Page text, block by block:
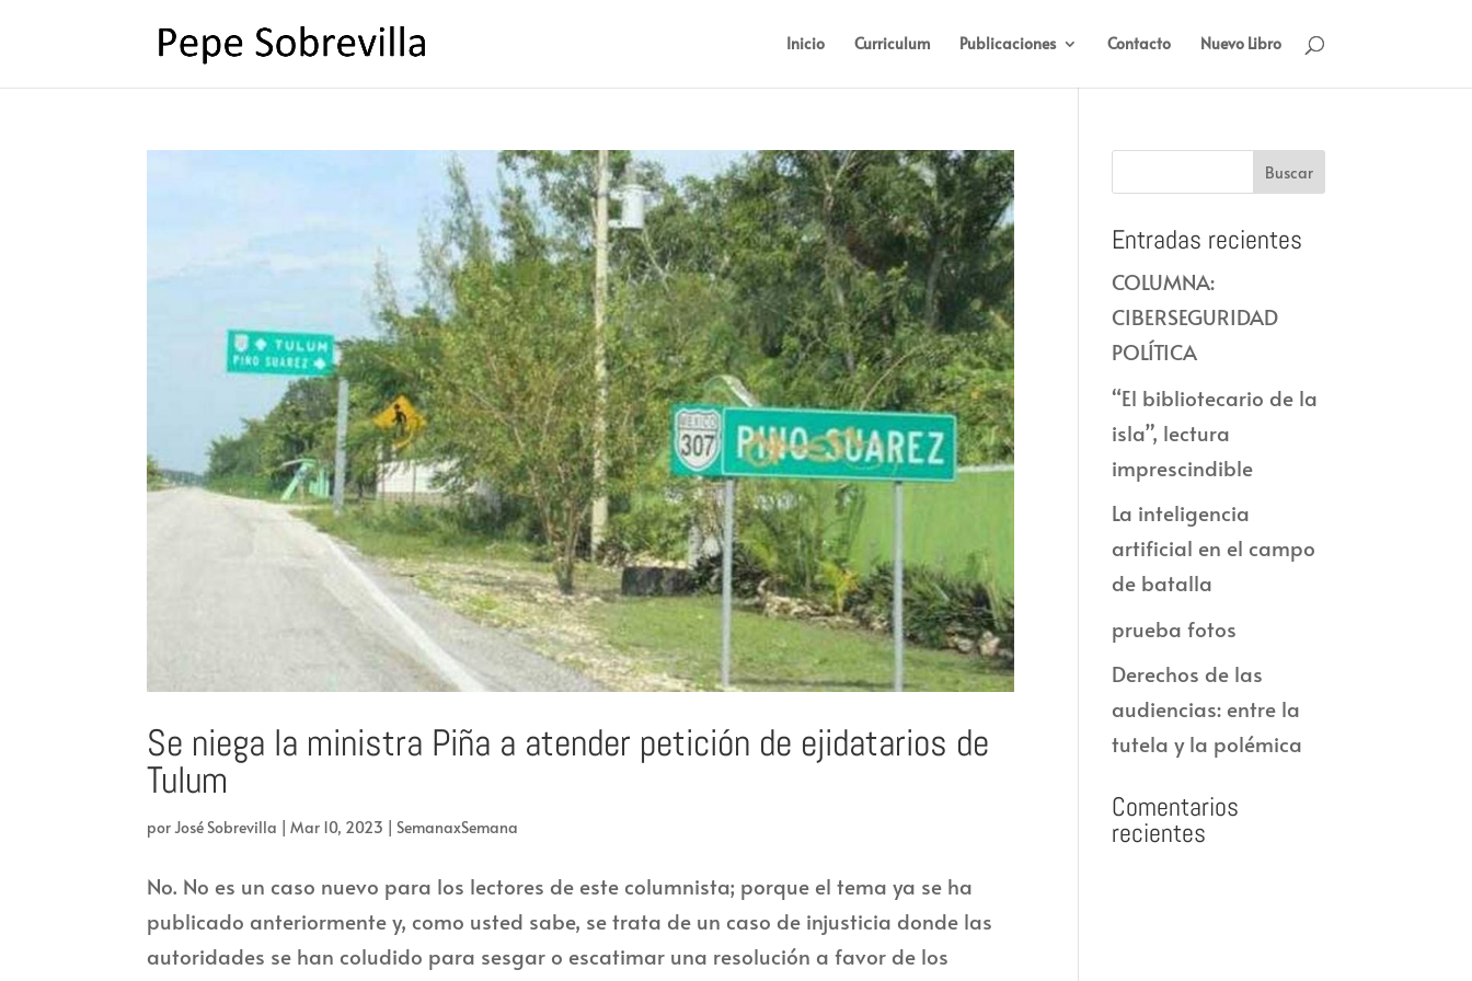
Inicio Curriculum Publicaciones Contacto Nuevo Libro
Se niega la ministra Piña a atender petición de ejidatarios de
Tulum
por José Sobrevilla |Mar 10, 2023 |SemanaxSemana
No. No es un caso nuevo para los lectores de este columnista; porque el tema ya se ha
publicado anteriormente y, como usted sabe, se trata de un caso de injusticia donde las
autoridades se han coludido para sesgar o escatimar una resolución a favor de los
Entradas recientes
COLUMNA:
CIBERSEGURIDAD
POLÍTICA
“El bibliotecario de la
isla”, lectura
imprescindible
La inteligencia
artificial en el campo
de batalla
prueba fotos
Derechos de las
audiencias: entre la
tutela y la polémica
Comentarios
recientes